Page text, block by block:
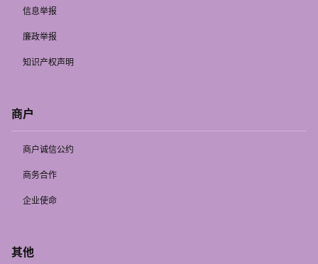
信息举报
廉政举报
知识产权声明
商户
商户诚信公约
商务合作
企业使命
其他